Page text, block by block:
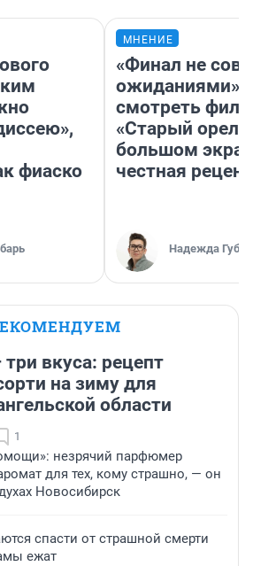
фиаско
МНЕНИЕ
«Финал не
ожиданиями»:
смотреть
«Старый орел»
большом
честная
Надежда
вкуса: рецепт
на зиму для
области
1
незрячий парфюмер
для тех, кому страшно, — он
Новосибирск
спасти от страшной смерти
ежат